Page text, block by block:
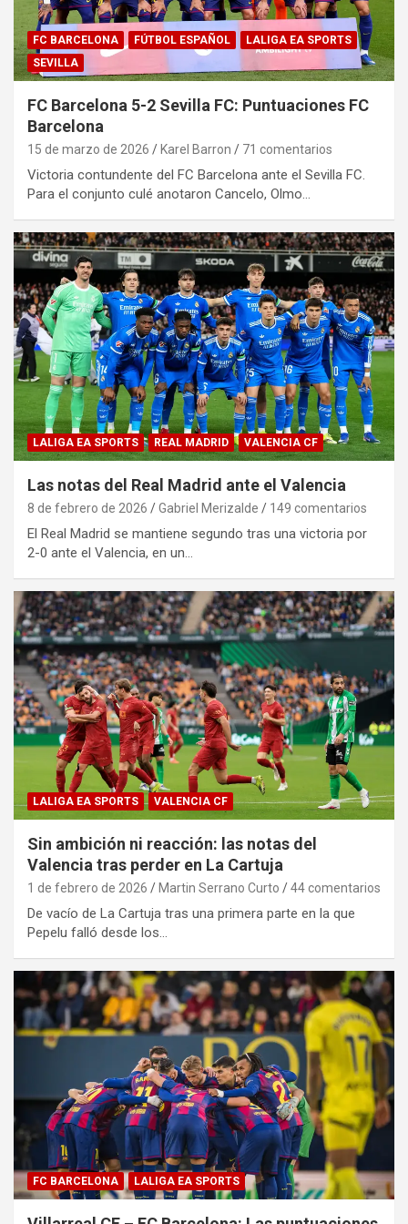
FC BARCELONA FÚTBOL ESPAÑOL
LALIGA EA SPORTS
SEVILLA
FC Barcelona 5-2 Sevilla FC: Puntuaciones FC
Barcelona
15 de marzo de 2026 Karel Barron 71 comentarios
Victoria contundente del FC Barcelona ante el Sevilla FC.
Para el conjunto culé anotaron Cancelo, Olmo…
LALIGA EA SPORTS REAL MADRID VALENCIA CF
Las notas del Real Madrid ante el Valencia
8 de febrero de 2026 Gabriel Merizalde 149 comentarios
El Real Madrid se mantiene segundo tras una victoria por
2-0 ante el Valencia, en un…
LALIGA EA SPORTS VALENCIA CF
Sin ambición ni reacción: las notas del
Valencia tras perder en La Cartuja
1 de febrero de 2026 Martin Serrano Curto 44 comentarios
De vacío de La Cartuja tras una primera parte en la que
Pepelu falló desde los…
FC BARCELONA LALIGA EA SPORTS